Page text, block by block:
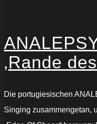
‚Rande
Die portugiesischen
Singing zusammengetan,